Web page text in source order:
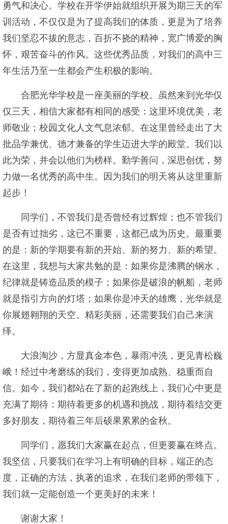
勇气和决心。学校在开学伊始就组织开展为期三天的军
训活动，不仅仅是为了提高我们的体质，更是为了培养
我们坚忍不拔的意志，百折不挠的精神，宽广博爱的胸
怀，艰苦奋斗的作风。这些优秀品质，对我们的高中三
年生活乃至一生都会产生积极的影响。
合肥光华学校是一座美丽的学校。虽然来到光华仅
仅三天，相信大家都有相同的感受：这里环境优美，老
师敬业；校园文化人文气息浓郁。在这里曾经走出了大
批品学兼优、德才兼备的学生迈进大学的殿堂。我们以
此为荣，并会以他们为榜样。勤学善问，深思创优，努
力做一名优秀的高中生。因为我们的明天将从这里重新
起步！
同学们，不管我们是否曾经有过辉煌；也不管我们
是否有过拙劣，这已不重要，这都已成为历史。最重要
的是：新的学期要有新的开始、新的努力、新的希望。
在这里，我想与大家共勉的是：如果你是沸腾的钢水，
纪律就是铸造品质的模子；如果你是破浪的帆船，老师
就是指引方向的灯塔；如果你是冲天的雄鹰，光华就是
你展翅翱翔的天空。精彩美丽，还需要我们自己来演
绎。
大浪淘沙，方显真金本色，暴雨冲洗，更见青松巍
峨！经过中考磨练的我们，变得更加成熟、稳重而自
信。如今，我们都站在了新的起跑线上，我们心中更是
充满了期待：期待着更多的机遇和挑战，期待着结交更
多好朋友，期待着三年后硕果累累的金秋。
同学们，愿我们大家赢在起点，但更要赢在终点。
我坚信，只要我们在学习上有明确的目标，端正的态
度，正确的方法，执著的追求，在我们老师的带领下，
我们就一定能创造一个更美好的未来！
谢谢大家！